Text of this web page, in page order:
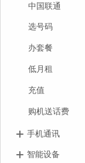
中国联通
选号码
办套餐
低月租
充值
购机送话费
手机通讯
智能设备